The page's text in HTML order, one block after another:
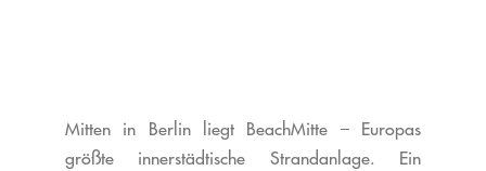
Mitten in Berlin liegt BeachMitte – Europas
größte innerstädtische Strandanlage. Ein